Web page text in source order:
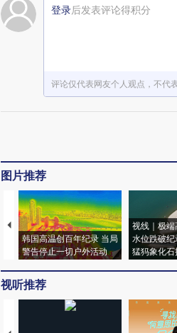
登录后发表评论得积分
评论仅代表网友个人观点，不代
图片推荐
韩国高温创百年纪录 当局
警告停止一切户外活动
视线｜极
水位跌破
猛犸象化石
视听推荐